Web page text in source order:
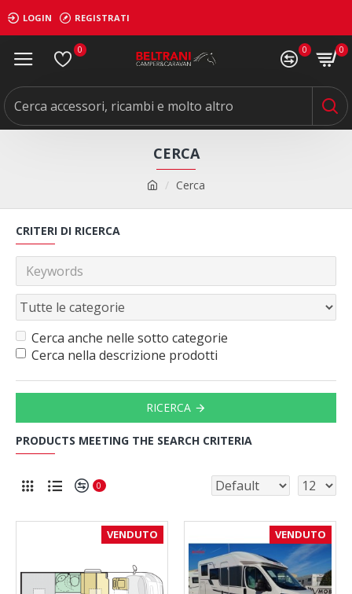
LOGIN REGISTRATI
0 0 0
Cerca
CERCA
CRITERI DI RICERCA
Cerca anche nelle sotto categorie
Cerca nella descrizione prodotti
RICERCA
PRODUCTS MEETING THE SEARCH CRITERIA
0
VENDUTO VENDUTO